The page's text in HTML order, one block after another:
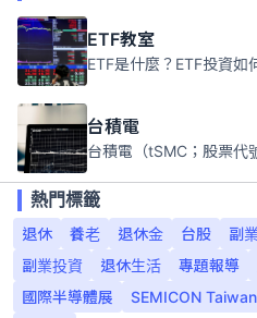
ETF教室
台積電
熱門標籤
退休
養老 退休金 台股 副業
副業投資
退休生活 專題報導
國際半導體展
SEMICON Taiwan